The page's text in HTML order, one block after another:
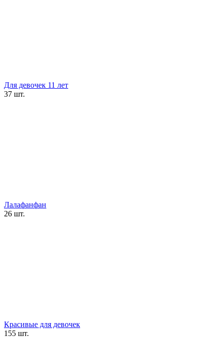
Для девочек 11 лет
37 шт.
Лалафанфан
26 шт.
Красивые для девочек
155 шт.